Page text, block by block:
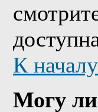
К
Могу